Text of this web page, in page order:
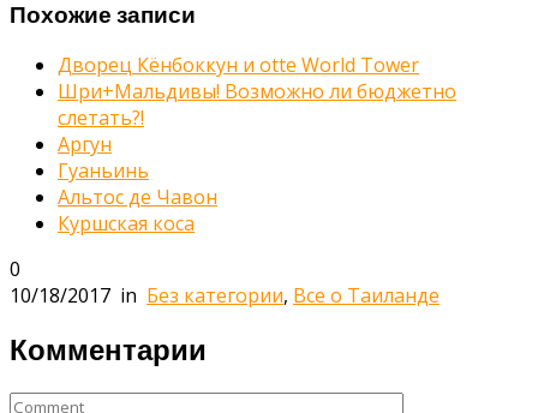
Похожие записи
Дворец Кёнбоккун и otte World Tower
Шри+Мальдивы! Возможно ли бюджетно
слетать?!
Аргун
Гуаньинь
Альтос де Чавон
Куршская коса
0
10/18/2017 in Без категории, Все о Таиланде
Комментарии